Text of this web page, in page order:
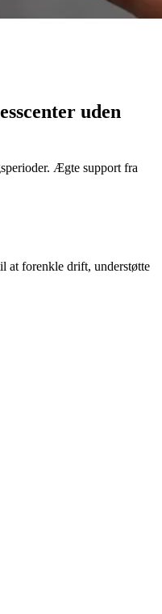
uden
Ægte support fra
at forenkle drift, understøtte